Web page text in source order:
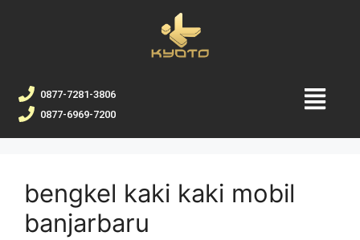
0877-7281-3806
0877-6969-7200
bengkel kaki kaki mobil
banjarbaru